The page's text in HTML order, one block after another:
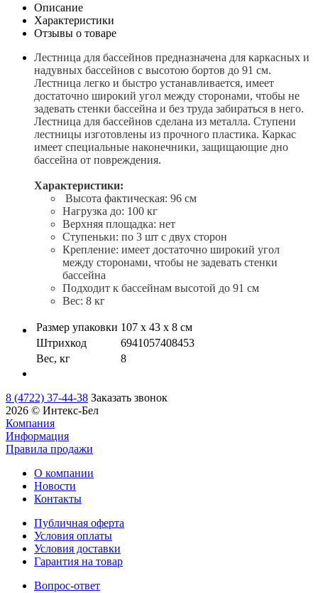
Описание
Характеристики
Отзывы о товаре
Лестница для бассейнов предназначена для каркасных и
надувных бассейнов с высотою бортов до 91 см.
Лестница легко и быстро устанавливается, имеет
достаточно широкий угол между сторонами, чтобы не
задевать стенки бассейна и без труда забираться в него.
Лестница для бассейнов сделана из металла. Ступени
лестницы изготовлены из прочного пластика. Каркас
имеет специальные наконечники, защищающие дно
бассейна от повреждения.
Характеристики:
Высота фактическая: 96 см
Нагрузка до: 100 кг
Верхняя площадка: нет
Ступеньки: по 3 шт с двух сторон
Крепление: имеет достаточно широкий угол
между сторонами, чтобы не задевать стенки
бассейна
Подходит к бассейнам высотой до 91 см
Вес: 8 кг
Размер упаковки 107 х 43 х 8 см
Штрихкод
6941057408453
Вес, кг
8
8 (4722) 37-44-38 Заказать звонок
2026 © Интекс-Бел
Компания
Информация
Правила продажи
О компании
Новости
Контакты
Публичная оферта
Условия оплаты
Условия доставки
Гарантия на товар
Вопрос-ответ